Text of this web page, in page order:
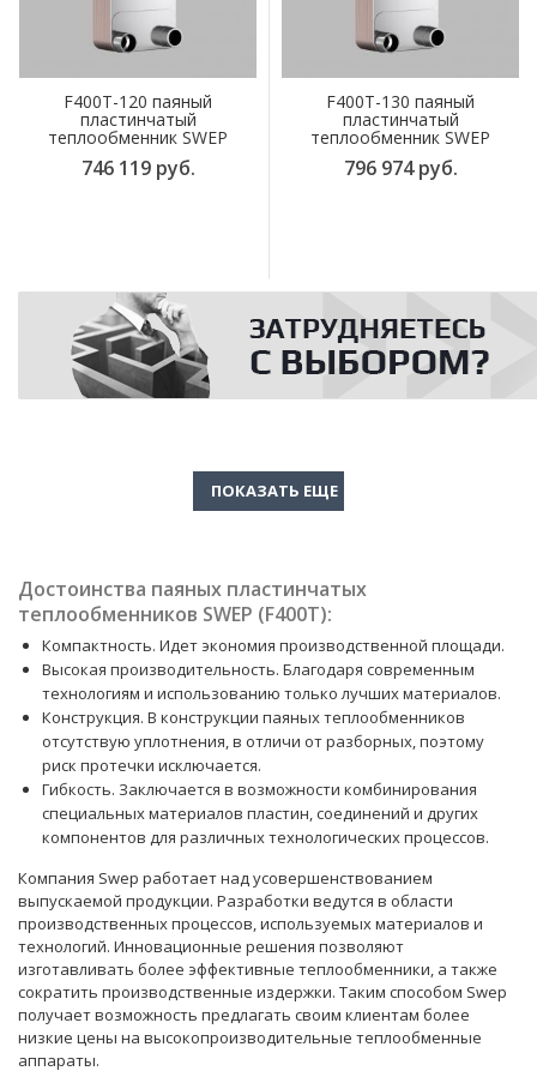
F400T-120 паяный
пластинчатый
теплообменник SWEP
746 119 руб.
F400T-130 паяный
пластинчатый
теплообменник SWEP
796 974 руб.
Достоинства паяных пластинчатых
теплообменников SWEP (F400T):
Компактность. Идет экономия производственной площади.
Высокая производительность. Благодаря современным
технологиям и использованию только лучших материалов.
Конструкция. В конструкции паяных теплообменников
отсутствую уплотнения, в отличи от разборных, поэтому
риск протечки исключается.
Гибкость. Заключается в возможности комбинирования
специальных материалов пластин, соединений и других
компонентов для различных технологических процессов.
Компания Swep работает над усовершенствованием
выпускаемой продукции. Разработки ведутся в области
производственных процессов, используемых материалов и
технологий. Инновационные решения позволяют
изготавливать более эффективные теплообменники, а также
сократить производственные издержки. Таким способом Swep
получает возможность предлагать своим клиентам более
низкие цены на высокопроизводительные теплообменные
аппараты.